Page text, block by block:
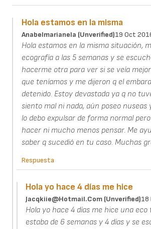
Hola estamos en la misma
Anabelmarianela (unverified)19 Oct
Hola estamos en la misma situación,
ecografía a las 5 semanas y se
hacerme otra para ver si se veía
que teníamos y me dijeron q el
detenido. Estoy devastada ya q no
siento mal ni nada, aún poseo nuseas
lo debo expulsar de forma normal
hacer ni mucho menos pensar. Me
saber q sucedió en tu caso. Muchas
Respuesta
Hola yo hace 4 días me hice
Jacqkiie@hotmail.com (unverified)18
Hola yo hace 4 días me hice una
estaba de 6 semanas y 4 días y se